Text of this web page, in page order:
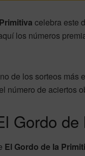
celebra este
los números
de los sorteos más
número de aciertos
Gordo
El Gordo de la